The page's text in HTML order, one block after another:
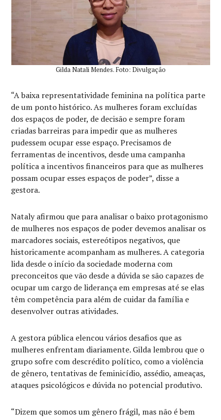
Gilda Natali Mendes. Foto: Divulgação
“A baixa representatividade feminina na política parte
de um ponto histórico. As mulheres foram excluídas
dos espaços de poder, de decisão e sempre foram
criadas barreiras para impedir que as mulheres
pudessem ocupar esse espaço. Precisamos de
ferramentas de incentivos, desde uma campanha
política a incentivos financeiros para que as mulheres
possam ocupar esses espaços de poder”, disse a
gestora.
Nataly afirmou que para analisar o baixo protagonismo
de mulheres nos espaços de poder devemos analisar os
marcadores sociais, estereótipos negativos, que
historicamente acompanham as mulheres. A categoria
lida desde o início da sociedade moderna com
preconceitos que vão desde a dúvida se são capazes de
ocupar um cargo de liderança em empresas até se elas
têm competência para além de cuidar da família e
desenvolver outras atividades.
A gestora pública elencou vários desafios que as
mulheres enfrentam diariamente. Gilda lembrou que o
grupo sofre com descrédito político, como a violência
de gênero, tentativas de feminicídio, assédio, ameaças,
ataques psicológicos e dúvida no potencial produtivo.
“Dizem que somos um gênero frágil, mas não é bem